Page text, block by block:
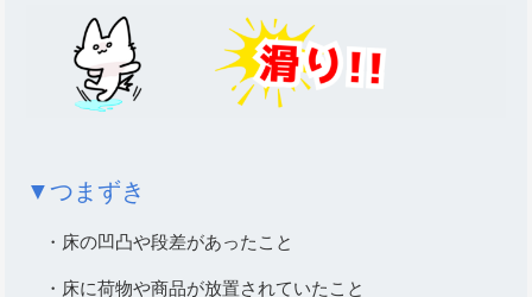
▼つまずき
・床の凹凸や段差があったこと
・床に荷物や商品が放置されていたこと